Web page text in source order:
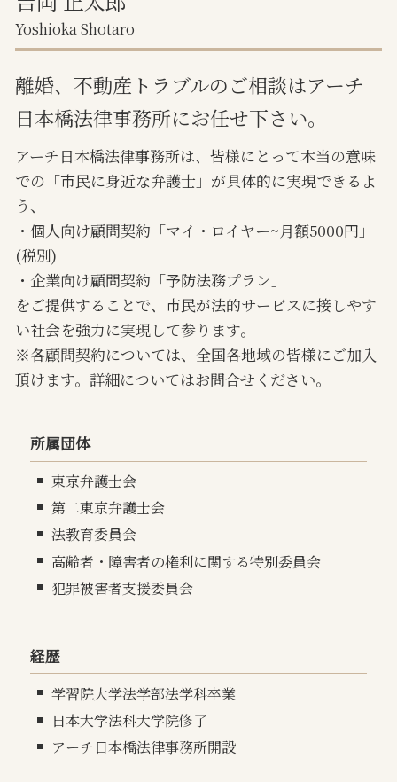
Yoshioka Shotaro
離婚、不動産トラブルのご相談はアーチ
日本橋法律事務所にお任せ下さい。
アーチ日本橋法律事務所は、皆様にとって本当の意味
での「市民に身近な弁護士」が具体的に実現できるよ
う、
・個人向け顧問契約「マイ・ロイヤー~月額5000円」
(税別)
・企業向け顧問契約「予防法務プラン」
をご提供することで、市民が法的サービスに接しやす
い社会を強力に実現して参ります。
※各顧問契約については、全国各地域の皆様にご加入
頂けます。詳細についてはお問合せください。
所属団体
東京弁護士会
第二東京弁護士会
法教育委員会
高齢者・障害者の権利に関する特別委員会
犯罪被害者支援委員会
経歴
学習院大学法学部法学科卒業
日本大学法科大学院修了
アーチ日本橋法律事務所開設